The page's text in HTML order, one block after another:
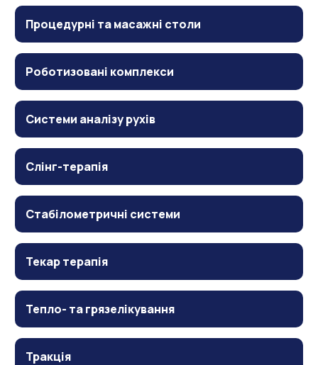
Процедурні та масажні столи
Роботизовані комплекси
Системи аналізу рухів
Слінг-терапія
Стабілометричні системи
Текар терапія
Тепло- та грязелікування
Тракція